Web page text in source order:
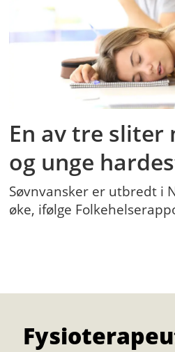
En av tre sliter
og unge
Søvnvansker er utbredt i
øke, ifølge